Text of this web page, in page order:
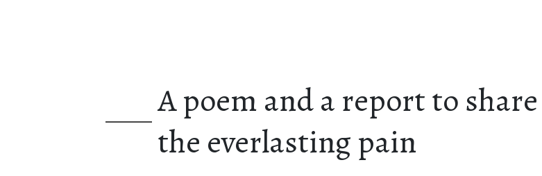
A poem and a report to share
the everlasting pain